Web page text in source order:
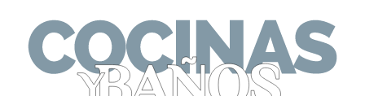
content